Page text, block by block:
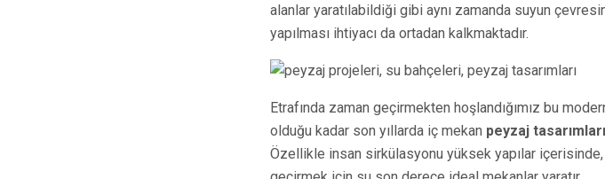
alanlar yaratılabildiği gibi aynı zamanda suyun
yapılması ihtiyacı da ortadan kalkmaktadır.
Etrafında zaman geçirmekten hoşlandığımız bu
olduğu kadar son yıllarda iç mekan peyzaj tasarımları
Özellikle insan sirkülasyonu yüksek yapılar